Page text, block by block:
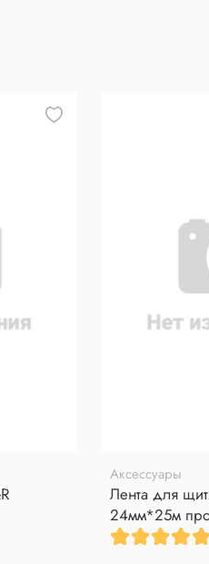
Аксессуары
Лента для
24мм*25м